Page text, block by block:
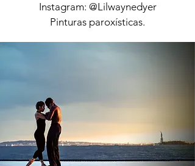
Instagram: @Lilwaynedyer
Pinturas paroxísticas.